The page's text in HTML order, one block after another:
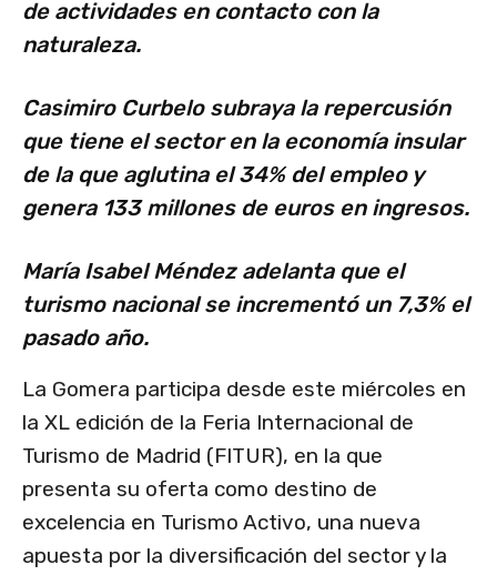
de actividades en contacto con la
naturaleza.
Casimiro Curbelo subraya la repercusión
que tiene el sector en la economía insular
de la que aglutina el 34% del empleo y
genera 133 millones de euros en ingresos.
María Isabel Méndez adelanta que el
turismo nacional se incrementó un 7,3% el
pasado año.
La Gomera participa desde este miércoles en
la XL edición de la Feria Internacional de
Turismo de Madrid (FITUR), en la que
presenta su oferta como destino de
excelencia en Turismo Activo, una nueva
apuesta por la diversificación del sector y la